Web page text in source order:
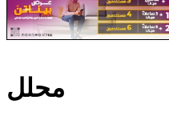
محلل